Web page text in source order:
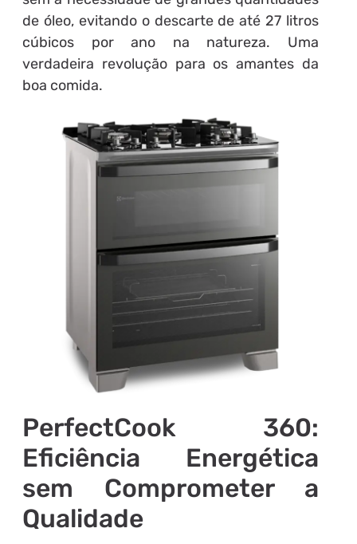
de óleo, evitando o descarte de até 27 litros
cúbicos por ano na natureza. Uma
verdadeira revolução para os amantes da
boa comida.
PerfectCook 360:
Eficiência Energética
sem Comprometer a
Qualidade